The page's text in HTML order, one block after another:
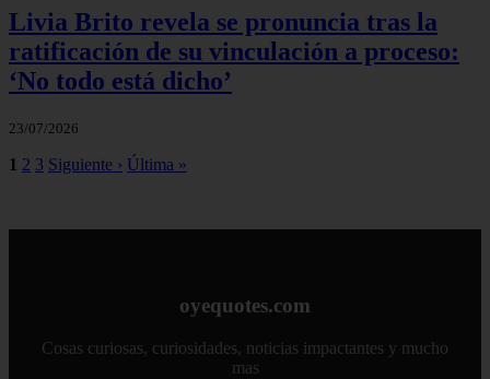
Livia Brito revela se pronuncia tras la
ratificación de su vinculación a proceso:
‘No todo está dicho’
23/07/2026
1 2 3 Siguiente › Última »
oyequotes.com
Cosas curiosas, curiosidades, noticias impactantes y mucho
mas